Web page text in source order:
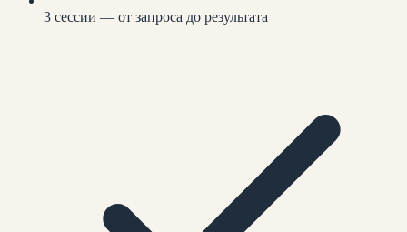
3 сессии — от запроса до результата